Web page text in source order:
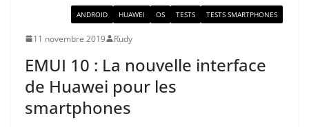
ANDROID HUAWEI OS TESTS TESTS SMARTPHONES
11 novembre 2019 Rudy
EMUI 10 : La nouvelle interface
de Huawei pour les
smartphones